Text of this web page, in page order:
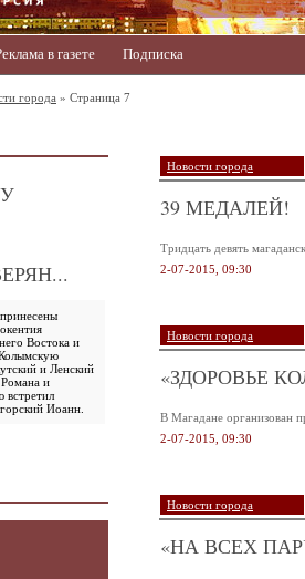
в газете Подписка
города » Страница 7
Востока и
и Ленский
и
Иоанн.
Новости города
39 МЕДАЛЕЙ!
Тридцать девять
2-07-2015, 09:30
Новости города
«ЗДОРОВЬЕ
В Магадане организован
2-07-2015, 09:30
Новости города
«НА ВСЕХ